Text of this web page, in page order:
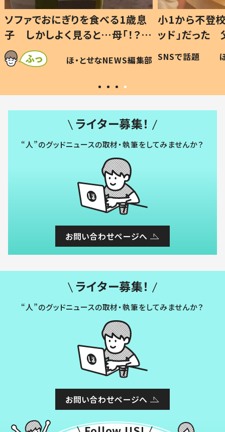
歳息
」
可愛
編集部
小1から不登校、息子は「ギフテ
ッド」だった 父が“ウチ給食”を
作り続ける理由とは #令和の親
#令和の子
SNSで話題 ほ・とせなNEWS編集部
ひ孫
が、
「涙が
い」
ライター募集！
“人”のグッドニュースの取材・執筆をしてみませんか？
お問い合わせページへ
ライター募集！
“人”のグッドニュースの取材・執筆をしてみませんか？
お問い合わせページへ